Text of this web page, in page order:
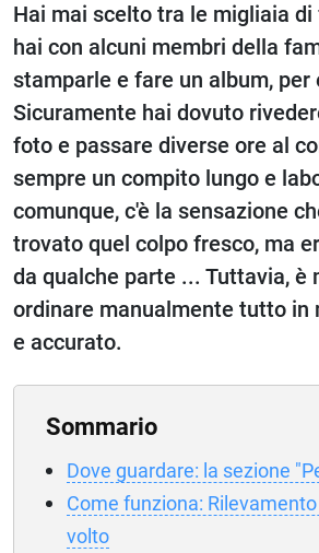
Hai mai scelto tra le migliaia
hai con alcuni membri della
stamparle e fare un album, per
Sicuramente hai dovuto
foto e passare diverse ore al
sempre un compito lungo e
comunque, c'è la sensazione
trovato quel colpo fresco, ma
da qualche parte ... Tuttavia, è
ordinare manualmente tutto in
e accurato.
Sommario
Dove guardare: la sezione
Come funziona:
volto